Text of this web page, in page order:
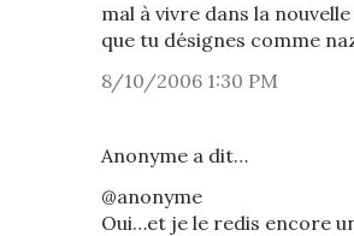
mal à vivre dans la
que tu désignes comme
8/10/2006 1:30 PM
Anonyme a dit…
@anonyme
Oui…et je le redis encore